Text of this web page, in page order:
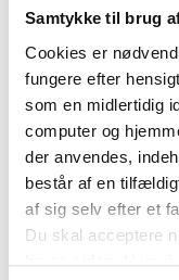
Samtykke til brug
Cookies er
fungere efter
som en midlertidig
computer og
der anvendes,
består af en
af sig selv efter et
Du skal acceptere
bruge siden. Hvis
Selvom Region
betalingsfri
personale (med
udgangen af
alle matrikler, og
regioner (f.eks.
der stadig
nødvendig for lige